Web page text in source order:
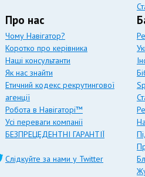
Про нас
Чому Навігатор?
Коротко про керівника
Наші консультанти
Як нас знайти
Етичний кодекс рекрутингової
агенції
Робота в Навігаторі™
Усі переваги компанії
БЕЗПРЕЦЕДЕНТНІ ГАРАНТІЇ
Слідкуйте за нами у Twitter